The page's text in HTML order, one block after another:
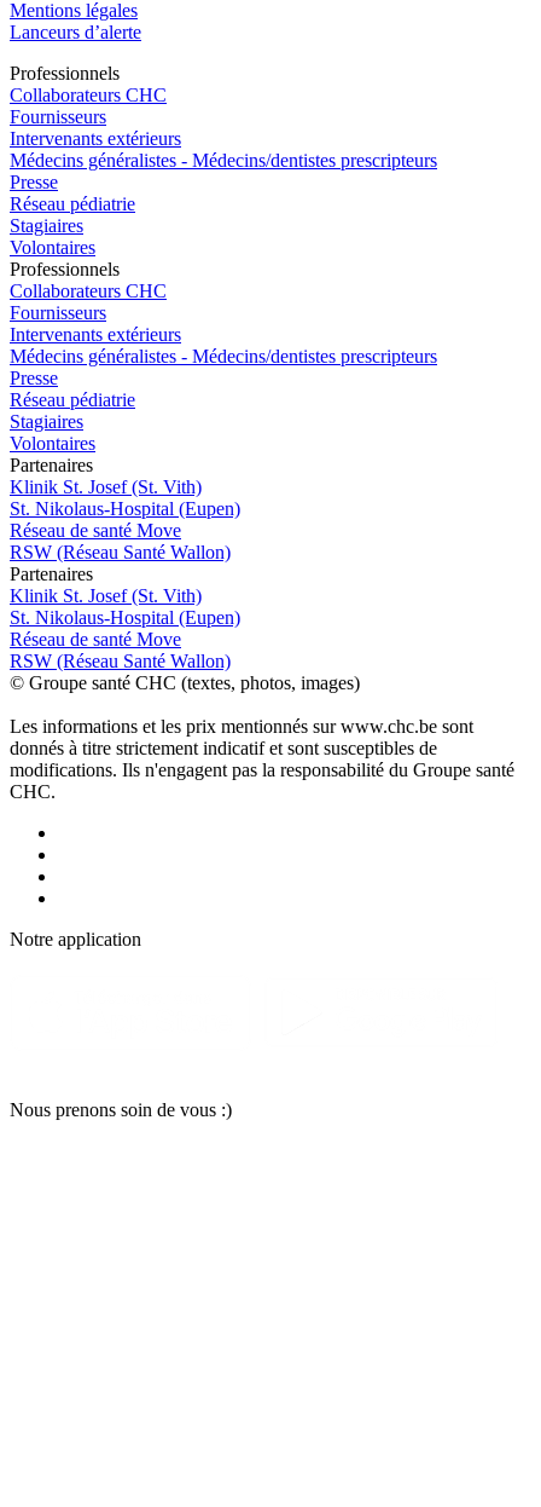
Mentions légales
Lanceurs d’alerte
Professionnels
Collaborateurs CHC
Fournisseurs
Intervenants extérieurs
Médecins généralistes - Médecins/dentistes prescripteurs
Presse
Réseau pédiatrie
Stagiaires
Volontaires
Professionnels
Collaborateurs CHC
Fournisseurs
Intervenants extérieurs
Médecins généralistes - Médecins/dentistes prescripteurs
Presse
Réseau pédiatrie
Stagiaires
Volontaires
Partenaires
Klinik St. Josef (St. Vith)
St. Nikolaus-Hospital (Eupen)
Réseau de santé Move
RSW (Réseau Santé Wallon)
Partenaires
Klinik St. Josef (St. Vith)
St. Nikolaus-Hospital (Eupen)
Réseau de santé Move
RSW (Réseau Santé Wallon)
© Groupe santé CHC (textes, photos, images)
Les informations et les prix mentionnés sur www.chc.be sont
donnés à titre strictement indicatif et sont susceptibles de
modifications. Ils n'engagent pas la responsabilité du Groupe santé
CHC.
Notre application
Nous prenons soin de vous :)